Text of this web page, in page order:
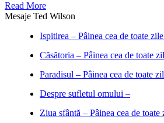
Read More
Mesaje Ted Wilson
Ispitirea – Pâinea cea de toate
Căsătoria – Pâinea cea de toate
Paradisul – Pâinea cea de toate
Despre sufletul omului –
Ziua sfântă – Pâinea cea de toate